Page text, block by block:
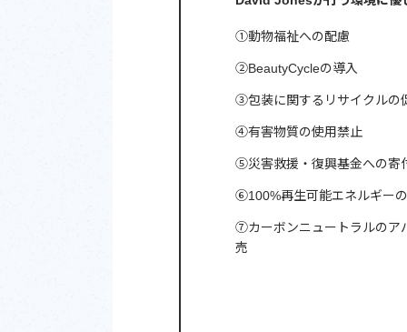
①動物福祉への配慮
②BeautyCycleの導入
③包装に関するリサイクルの
④有害物質の使用禁止
⑤災害救援・復興基金への寄
⑥100%再生可能エネルギー
⑦カーボンニュートラルのア
売